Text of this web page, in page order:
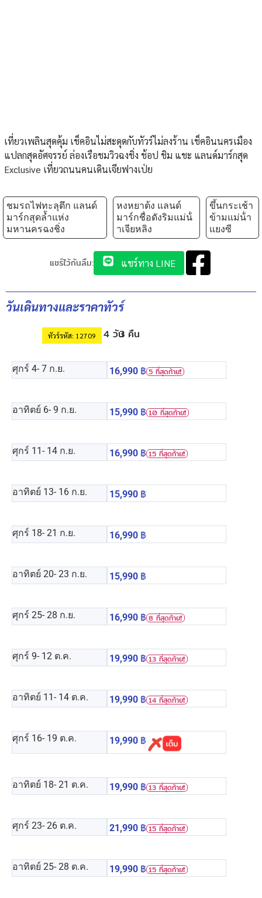
เที่ยวเพลินสุดคุ้ม เช็คอินไม่สะดุดกับทัวร์ไม่ลงร้าน เช็คอินนครเมือง
แปลกสุดอัศจรรย์ ล่องเรือชมวิวฉงชิ่ง ช้อป ชิม แชะ แลนด์มาร์กสุด
Exclusive เที่ยวถนนคนเดินเจียฟางเป่ย
ชมรถไฟทะลุตึก แลนด์
มาร์กสุดล้ำแห่ง
มหานครฉงชิ่ง
หงหยาต้ง แลนด์
มาร์กชื่อดังริมแม่น้ํ
าเจียหลิง
ขึ้นกระเช้า
ข้ามแม่น้ํา
แยงซี
แชร์ไว้กันลืม: แชร์ทาง LINE
วันเดินทางและราคาทัวร์
ทัวร์รหัส: 12709 4 วัน3 คืน
ศุกร์ 4- 7 ก.ย. 16,990 ฿ 5 ที่สุดท้าย❗️
อาทิตย์ 6- 9 ก.ย. 15,990 ฿ 10 ที่สุดท้าย❗️
ศุกร์ 11- 14 ก.ย. 16,990 ฿ 15 ที่สุดท้าย❗️
อาทิตย์ 13- 16 ก.ย. 15,990 ฿
ศุกร์ 18- 21 ก.ย. 16,990 ฿
อาทิตย์ 20- 23 ก.ย. 15,990 ฿
ศุกร์ 25- 28 ก.ย. 16,990 ฿ 8 ที่สุดท้าย❗️
ศุกร์ 9- 12 ต.ค. 19,990 ฿ 13 ที่สุดท้าย❗️
อาทิตย์ 11- 14 ต.ค. 19,990 ฿ 14 ที่สุดท้าย❗️
ศุกร์ 16- 19 ต.ค. 19,990 ฿
อาทิตย์ 18- 21 ต.ค. 19,990 ฿ 13 ที่สุดท้าย❗️
ศุกร์ 23- 26 ต.ค. 21,990 ฿ 15 ที่สุดท้าย❗️
อาทิตย์ 25- 28 ต.ค. 19,990 ฿ 15 ที่สุดท้าย❗️